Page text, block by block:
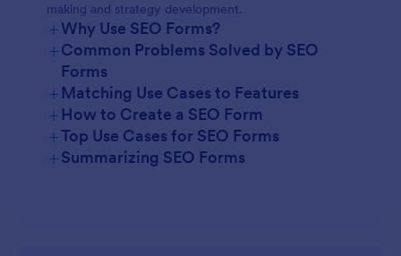
making and strategy development.
+Why Use SEO Forms?
+Common Problems Solved by SEO
Forms
+Matching Use Cases to Features
+How to Create a SEO Form
+Top Use Cases for SEO Forms
For Managers
+Summarizing SEO Forms